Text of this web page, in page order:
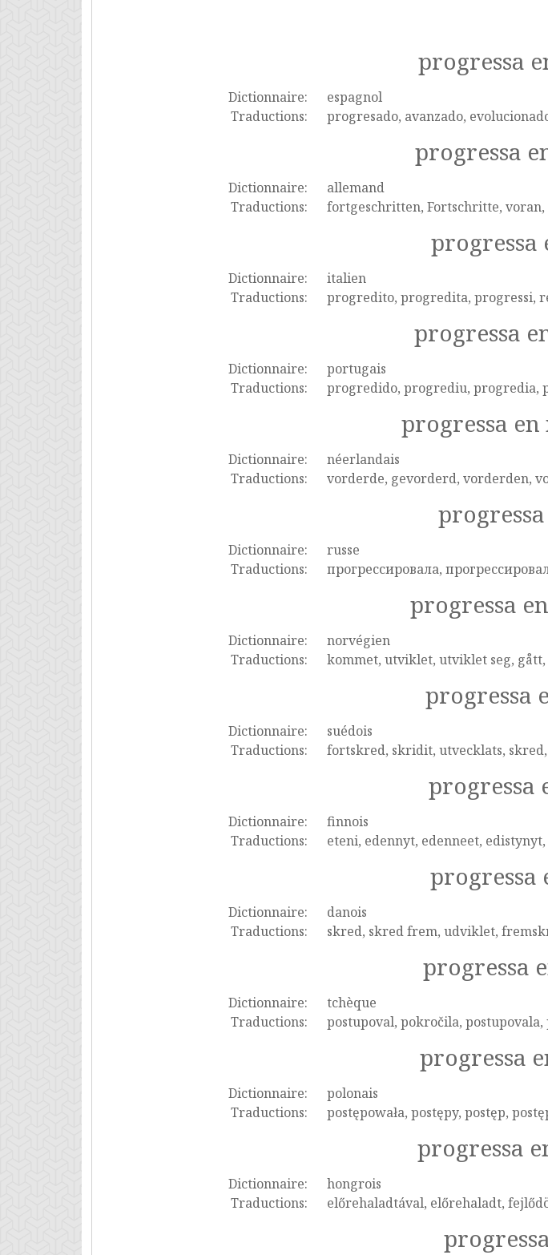
progressa
Dictionnaire:
espagnol
Traductions:
progresado, avanzado,
progressa
Dictionnaire:
allemand
Traductions:
fortgeschritten, Fortschritte,
Dictionnaire:
italien
Traductions:
progredito, progredita, progressi,
progressa
Dictionnaire:
portugais
Traductions:
progredido, progrediu, progredia,
progressa
Dictionnaire:
néerlandais
Traductions:
vorderde, gevorderd, vorderden,
Dictionnaire:
russe
Traductions:
прогрессировала,
progressa
Dictionnaire:
norvégien
Traductions:
kommet, utviklet, utviklet seg,
progressa
Dictionnaire:
suédois
Traductions:
fortskred, skridit, utvecklats,
progressa
Dictionnaire:
finnois
Traductions:
eteni, edennyt, edenneet, edistynyt,
progressa
Dictionnaire:
danois
Traductions:
skred, skred frem, udviklet,
progressa
Dictionnaire:
tchèque
Traductions:
postupoval, pokročila,
progressa
Dictionnaire:
polonais
Traductions:
postępowała, postępy, postęp,
progressa
Dictionnaire:
hongrois
Traductions:
előrehaladtával, előrehaladt,